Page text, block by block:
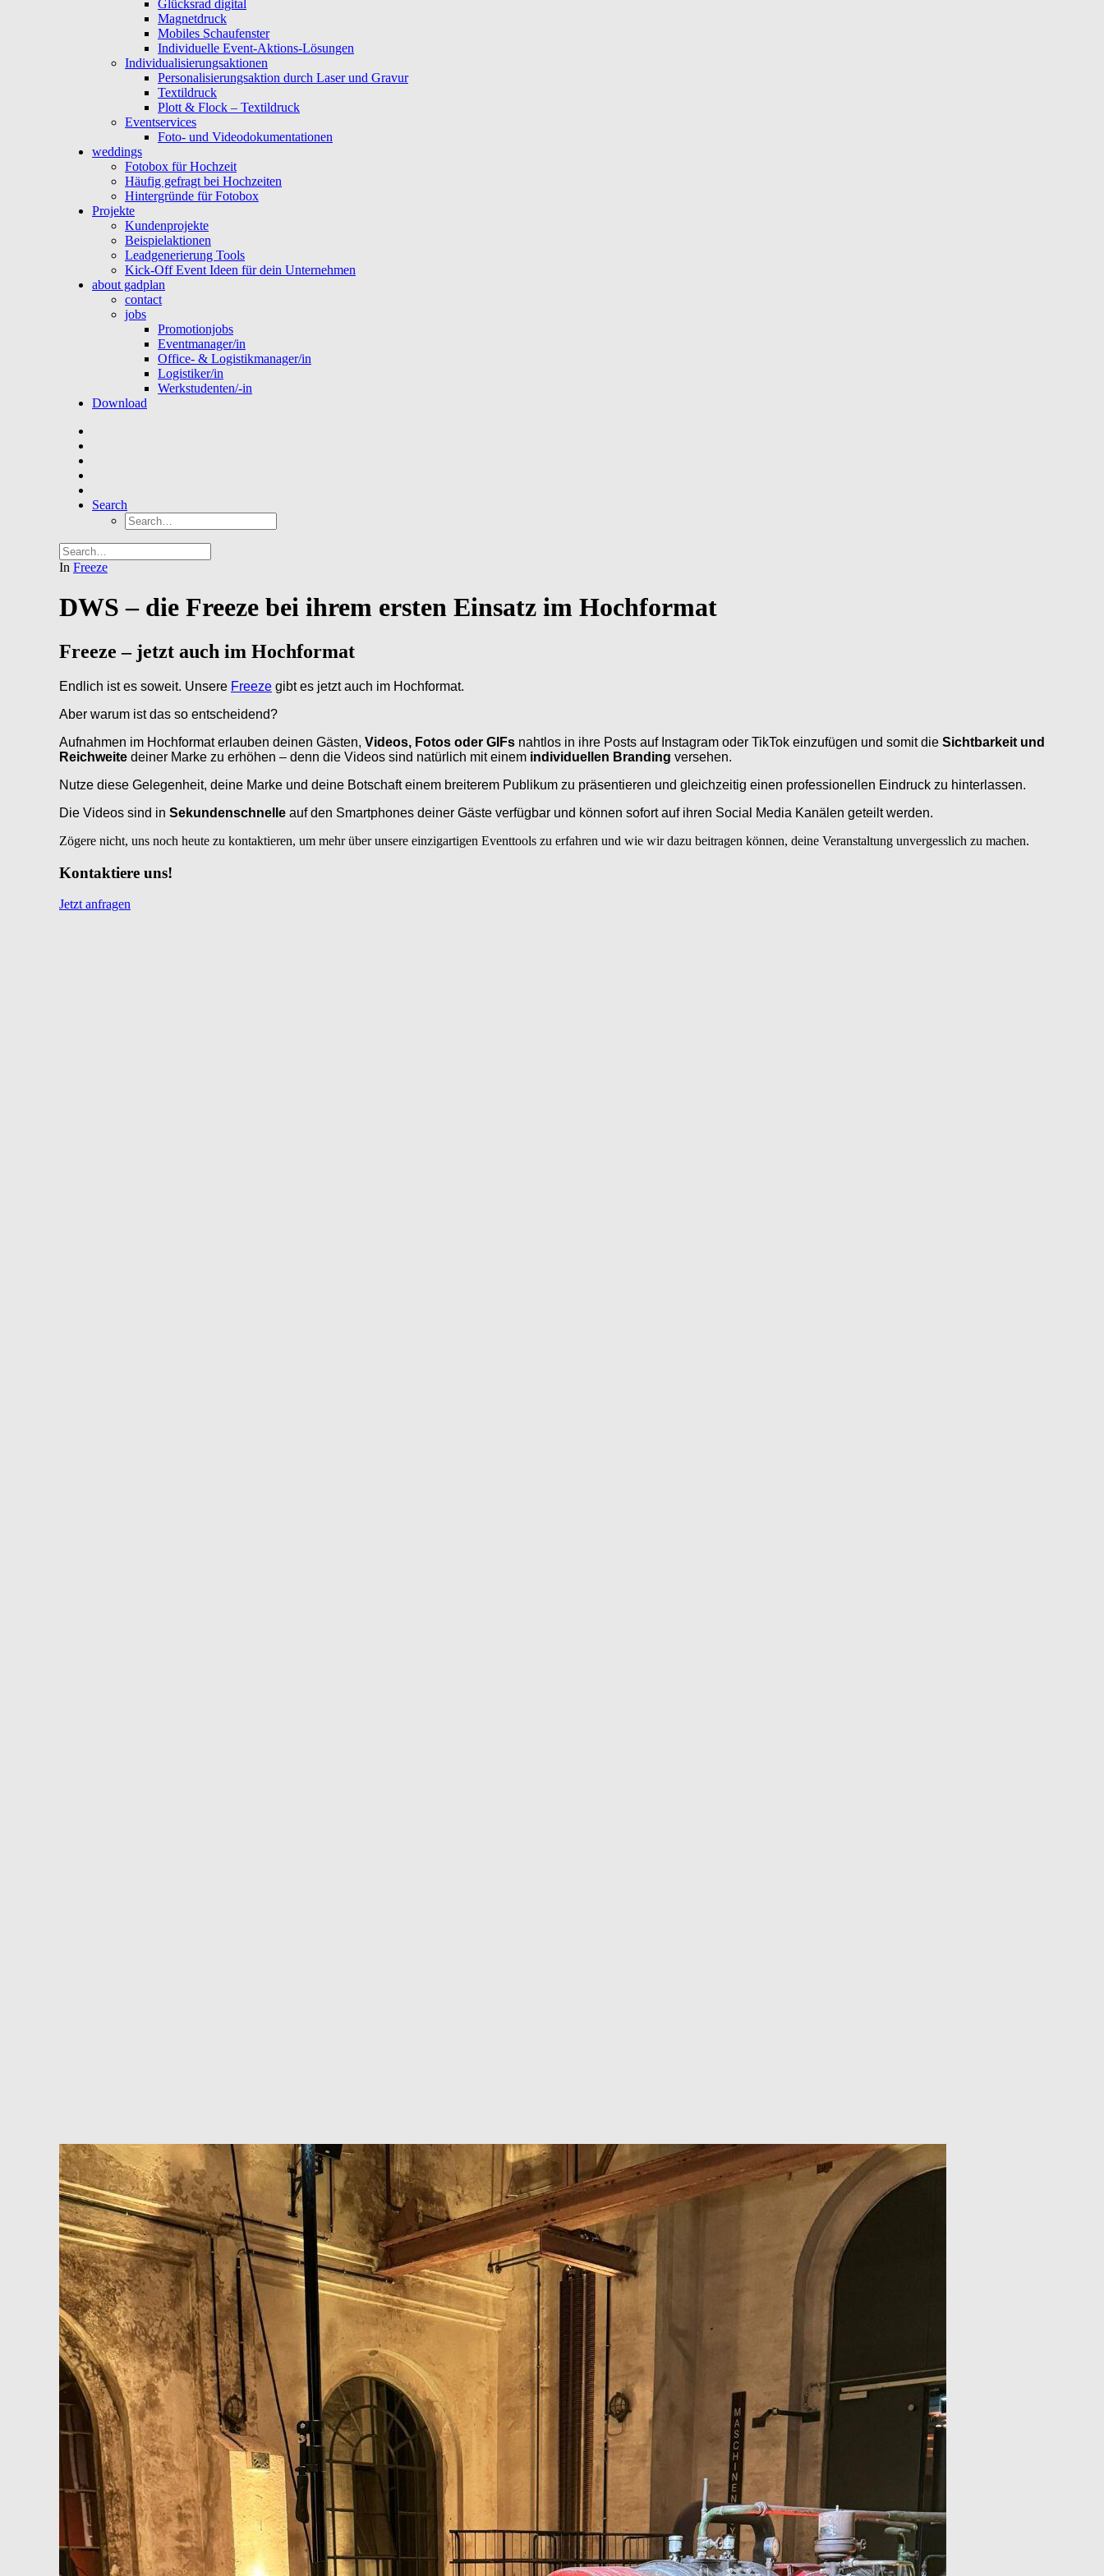
Glücksrad digital
Magnetdruck
Mobiles Schaufenster
Individuelle Event-Aktions-Lösungen
Individualisierungsaktionen
Personalisierungsaktion durch Laser und Gravur
Textildruck
Plott & Flock – Textildruck
Eventservices
Foto- und Videodokumentationen
weddings
Fotobox für Hochzeit
Häufig gefragt bei Hochzeiten
Hintergründe für Fotobox
Projekte
Kundenprojekte
Beispielaktionen
Leadgenerierung Tools
Kick-Off Event Ideen für dein Unternehmen
about gadplan
contact
jobs
Promotionjobs
Eventmanager/in
Office- & Logistikmanager/in
Logistiker/in
Werkstudenten/-in
Download
Search
In Freeze
DWS – die Freeze bei ihrem ersten Einsatz im Hochformat
Freeze – jetzt auch im Hochformat
Endlich ist es soweit. Unsere Freeze gibt es jetzt auch im Hochformat.
Aber warum ist das so entscheidend?
Aufnahmen im Hochformat erlauben deinen Gästen, Videos, Fotos oder GIFs nahtlos in ihre Posts auf Instagram oder TikTok einzufügen und somit die Sichtbarkeit und
Reichweite deiner Marke zu erhöhen – denn die Videos sind natürlich mit einem individuellen Branding versehen.
Nutze diese Gelegenheit, deine Marke und deine Botschaft einem breiterem Publikum zu präsentieren und gleichzeitig einen professionellen Eindruck zu hinterlassen.
Die Videos sind in Sekundenschnelle auf den Smartphones deiner Gäste verfügbar und können sofort auf ihren Social Media Kanälen geteilt werden.
Zögere nicht, uns noch heute zu kontaktieren, um mehr über unsere einzigartigen Eventtools zu erfahren und wie wir dazu beitragen können, deine Veranstaltung unvergesslich zu machen.
Kontaktiere uns!
Jetzt anfragen